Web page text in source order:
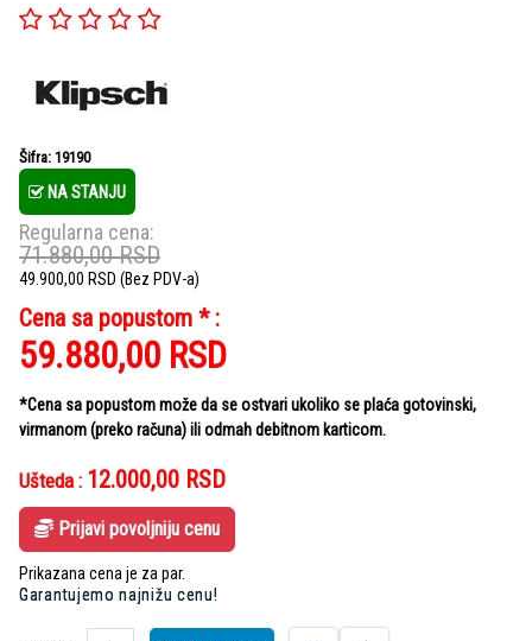
Šifra: 19190
NA STANJU
Regularna cena:
71.880,00RSD
49.900,00 RSD (Bez PDV-a)
Cena sa popustom * :
59.880,00 RSD
*Cena sa popustom može da se ostvari ukoliko se plaća gotovinski,
virmanom (preko računa) ili odmah debitnom karticom.
Ušteda : 12.000,00 RSD
Prijavi povoljniju cenu
Prikazana cena je za par.
Garantujemo najnižu cenu!
Količina